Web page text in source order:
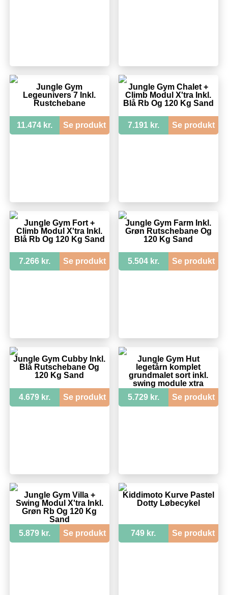
Jungle Gym
Legeunivers 7 Inkl.
Rustchebane
11.474 kr. Se produkt
Jungle Gym Chalet +
Climb Modul X'tra Inkl.
Blå Rb Og 120 Kg Sand
7.191 kr. Se produkt
Jungle Gym Fort +
Climb Modul X'tra Inkl.
Blå Rb Og 120 Kg Sand
7.266 kr. Se produkt
Jungle Gym Farm Inkl.
Grøn Rutschebane Og
120 Kg Sand
5.504 kr. Se produkt
Jungle Gym Cubby Inkl.
Blå Rutschebane Og
120 Kg Sand
4.679 kr. Se produkt
Jungle Gym Hut
legetårn komplet
grundmalet sort inkl.
swing module xtra
205-282SB
5.729 kr. Se produkt
Jungle Gym Villa +
Swing Modul X'tra Inkl.
Grøn Rb Og 120 Kg
Sand
5.879 kr.
Se produkt
Kiddimoto Kurve Pastel
Dotty Løbecykel
749 kr. Se produkt